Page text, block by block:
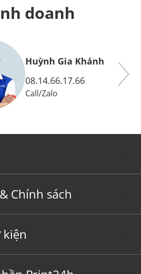
doanh
Huỳnh Gia Khánh
08.14.66.17.66
Call/Zalo
Chính sách
kiện